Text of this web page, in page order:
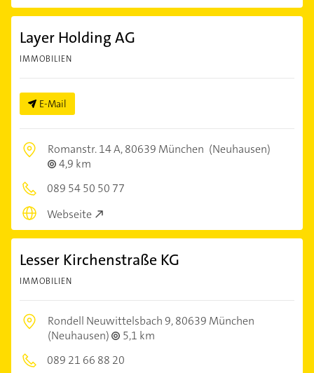
Layer Holding AG
IMMOBILIEN
E-Mail
Romanstr. 14 A,80639 München (Neuhausen)
4,9 km
089 54 50 50 77
Webseite
Lesser Kirchenstraße KG
IMMOBILIEN
Rondell Neuwittelsbach 9,80639 München
(Neuhausen)
5,1 km
089 21 66 88 20